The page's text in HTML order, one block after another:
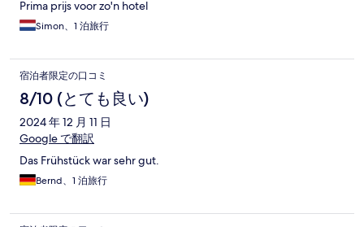
Prima prijs voor zo'n hotel
Simon、1 泊旅行
宿泊者限定の口コミ
8/10 (とても良い)
2024 年 12 月 11 日
Google で翻訳
Das Frühstück war sehr gut.
Bernd、1 泊旅行